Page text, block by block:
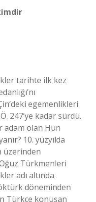
tarihte ilk kez
egemenlikleri
247’ye kadar sürdü.
adam olan Hun
10. yüzyılda
üzerinden
Türkmenleri
adı altında
döneminden
Türkçe konuşan